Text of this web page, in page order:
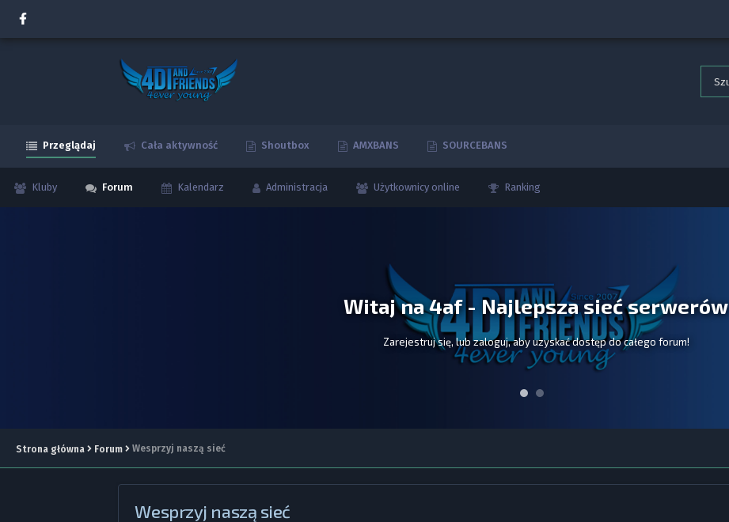
Przeglądaj
Kluby Forum Kalendarz Administracja Użytkownicy online Ranking
Cała aktywność Shoutbox AMXBANS SOURCEBANS
Witaj na 4af - Najlepsza sieć serwerów
Zarejestruj się, lub zaloguj, aby uzyskać dostęp do całego forum!
Strona główna Forum Wesprzyj naszą sieć
Wesprzyj naszą sieć